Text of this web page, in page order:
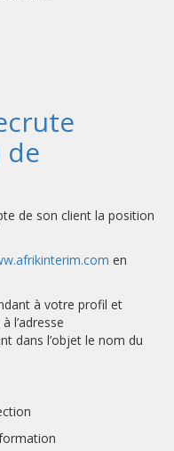
de
de son client la position
en
à votre profil et
l’adresse
dans l’objet le nom du